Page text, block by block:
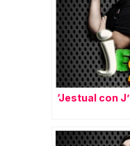
‘Jestual con J’